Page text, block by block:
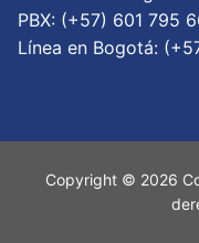
PBX: (+57) 601 795
Lí­nea en Bogotá:
Copyright © 2026